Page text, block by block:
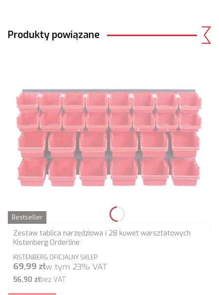
Produkty powiązane
Bestseller
Zestaw tablica narzędziowa i 28 kuwet warsztatowych
Kistenberg Orderline
PRODUCENT
KISTENBERG OFICJALNY SKLEP
Cena brutto
69,99 złw tym 23% VAT
Cena netto
56,90 złbez VAT